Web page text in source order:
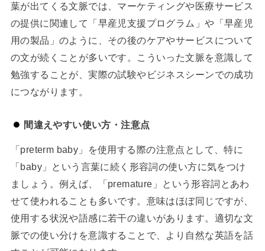
葉が出てくる文脈では、マーケティングや医療サービス
の提供に関連して「早産児支援プログラム」や「早産児
用の製品」のように、その後のケアやサービスについて
の文が続くことが多いです。こういった文脈を意識して
勉強することが、実際の試験やビジネスシーンでの成功
につながります。
間違えやすい使い方・注意点
「preterm baby」を使用する際の注意点として、特に
「baby」という言葉に続く形容詞の使い方に気をつけ
ましょう。例えば、「premature」という形容詞とあわ
せて使われることも多いです。意味はほぼ同じですが、
使用する状況や語感に若干の違いがあります。適切な文
脈での使い分けを意識することで、より自然な英語を話